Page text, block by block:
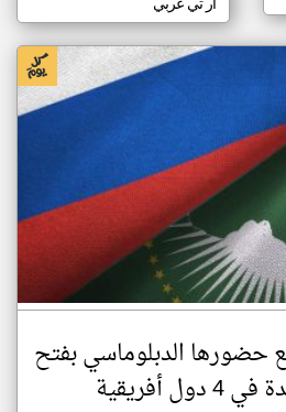
حضورها الدبلوماسي بفتح
أفريقية